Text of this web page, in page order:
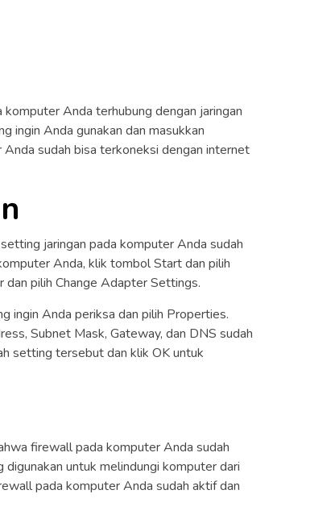
Anda terhubung dengan jaringan
ingin Anda gunakan dan masukkan
sudah bisa terkoneksi dengan internet
jaringan pada komputer Anda sudah
Anda, klik tombol Start dan pilih
dan pilih Change Adapter Settings.
ingin Anda periksa dan pilih Properties.
Subnet Mask, Gateway, dan DNS sudah
setting tersebut dan klik OK untuk
firewall pada komputer Anda sudah
untuk melindungi komputer dari
pada komputer Anda sudah aktif dan